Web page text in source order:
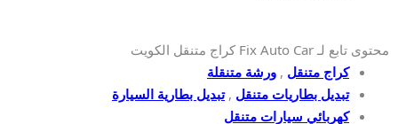
محتوى تابع لـ Fix Auto Car كراج متنقل الكويت
كراج متنقل , ورشة متنقلة
تبديل بطاريات متنقل ,تبديل بطارية السيارة
كهربائي سيارات متنقل